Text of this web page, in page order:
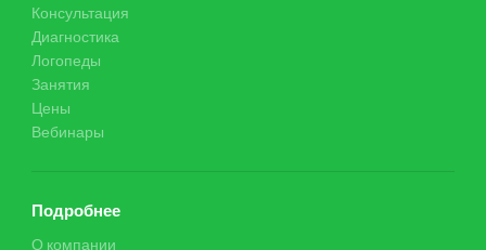
Консультация
Диагностика
Логопеды
Занятия
Цены
Вебинары
Подробнее
О компании